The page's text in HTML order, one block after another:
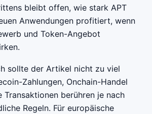
bleibt offen, wie stark APT
Anwendungen profitiert, wenn
und Token-Angebot
sollte der Artikel nicht zu viel
Zahlungen, Onchain-Handel
Transaktionen berühren je nach
Regeln. Für europäische